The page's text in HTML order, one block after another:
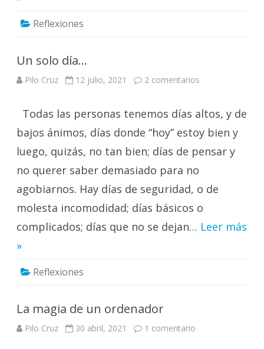
Reflexiones
Un solo día…
Pilo Cruz 12 julio, 2021 2 comentarios
Todas las personas tenemos días altos, y de
bajos ánimos, días donde “hoy” estoy bien y
luego, quizás, no tan bien; días de pensar y
no querer saber demasiado para no
agobiarnos. Hay días de seguridad, o de
molesta incomodidad; días básicos o
complicados; días que no se dejan… Leer más
»
Reflexiones
La magia de un ordenador
Pilo Cruz 30 abril, 2021 1 comentario